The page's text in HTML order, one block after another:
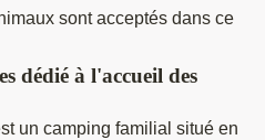
sont acceptés dans ce
dédié à l'accueil des
un camping familial situé en